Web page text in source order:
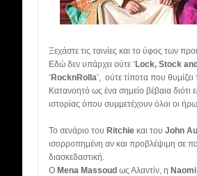
Ξεχάστε τις ταινίες και το ύφος των
Εδώ δεν υπάρχει ούτε ‘Lock, Stock
‘RocknRolla’, ούτε τίποτα που
Κατανοητό ως ένα σημείο βέβαια
ιστορίας όπου συμμετέχουν όλοι οι
Το σενάριο του Ritchie και του John
ισορροπημένη αν και προβλέψιμη σε
διασκεδαστική.
Ο Mena Massoud ως Αλαντίν, η